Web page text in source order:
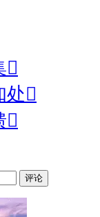

处

评论